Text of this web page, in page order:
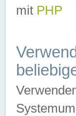
mit PHP